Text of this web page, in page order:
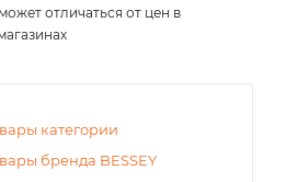
отличаться от цен в
категории
бренда BESSEY